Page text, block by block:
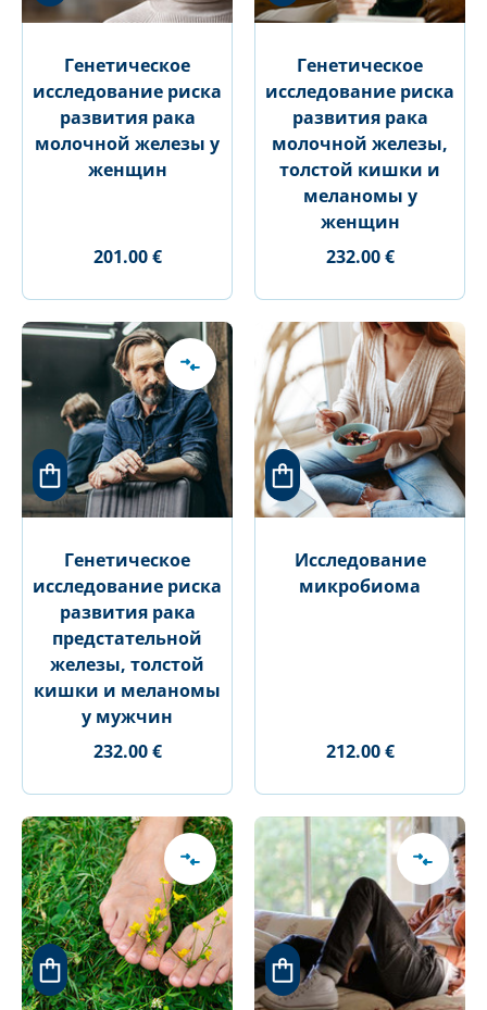
Генетическое
исследование риска
развития рака
молочной железы у
женщин
201.00 €
Генетическое
исследование риска
развития рака
молочной железы,
толстой кишки и
меланомы у
женщин
232.00 €
Генетическое
исследование риска
развития рака
предстательной
железы, толстой
кишки и меланомы
у мужчин
232.00 €
Исследование
микробиома
212.00 €